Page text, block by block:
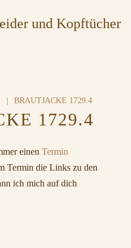
BRAUTJACKE 1729.4
1729.4
einen Termin
Termin die Links zu den
ich mich auf dich